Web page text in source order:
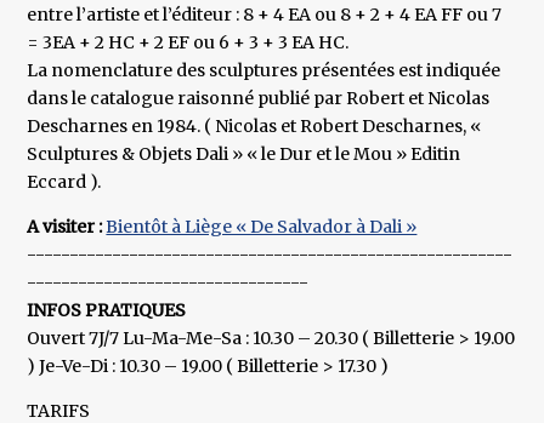
entre l’artiste et l’éditeur : 8 + 4 EA ou 8 + 2 + 4 EA FF ou 7
= 3EA + 2 HC + 2 EF ou 6 + 3 + 3 EA HC.
La nomenclature des sculptures présentées est indiquée
dans le catalogue raisonné publié par Robert et Nicolas
Descharnes en 1984. ( Nicolas et Robert Descharnes, «
Sculptures & Objets Dali » « le Dur et le Mou » Editin
Eccard ).
A visiter :Bientôt à Liège « De Salvador à Dali »
---------------------------------------------------------
---------------------------------
INFOS PRATIQUES
Ouvert 7J/7 Lu-Ma-Me-Sa : 10.30 – 20.30 ( Billetterie > 19.00
) Je-Ve-Di : 10.30 – 19.00 ( Billetterie > 17.30 )
TARIFS